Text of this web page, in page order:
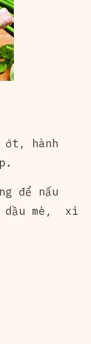
ớt, hành
để nấu
dầu mè, xì